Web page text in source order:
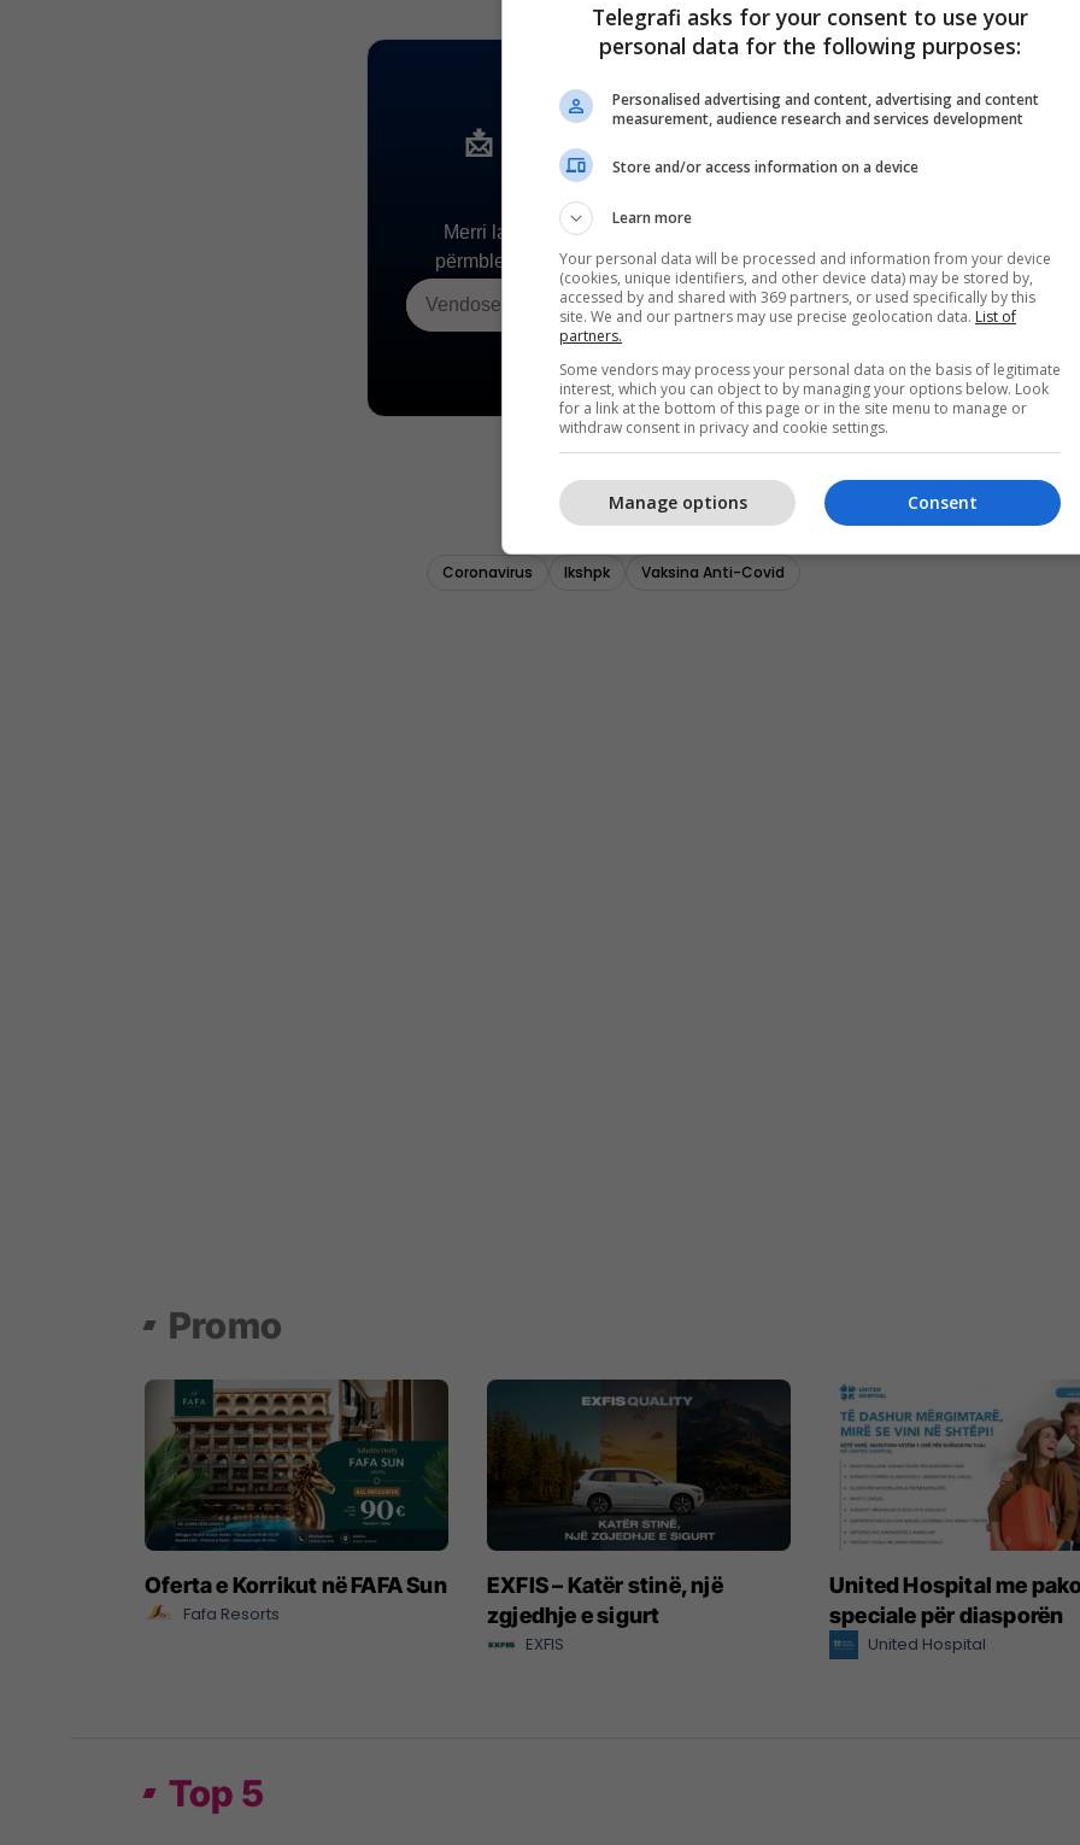
Coronavirus Ikshpk Vaksina Anti-Covid
Promo
Oferta e Korrikut në FAFA Sun
Fafa Resorts
EXFIS – Katër stinë, një
zgjedhje e sigurt
EXFIS
United Hospital me
speciale për diasporën
United Hospital
Top 5
Telegrafi asks for your consent to use your
personal data for the following purposes:
Personalised advertising and content, advertising and content
measurement, audience research and services development
Store and/or access information on a device
Learn more
Your personal data will be processed and information from your device
(cookies, unique identifiers, and other device data) may be stored by,
accessed by and shared with 369 partners, or used specifically by this
site. We and our partners may use precise geolocation data. List of
partners.
Some vendors may process your personal data on the basis of legitimate
interest, which you can object to by managing your options below. Look
for a link at the bottom of this page or in the site menu to manage or
withdraw consent in privacy and cookie settings.
Consent
Manage options